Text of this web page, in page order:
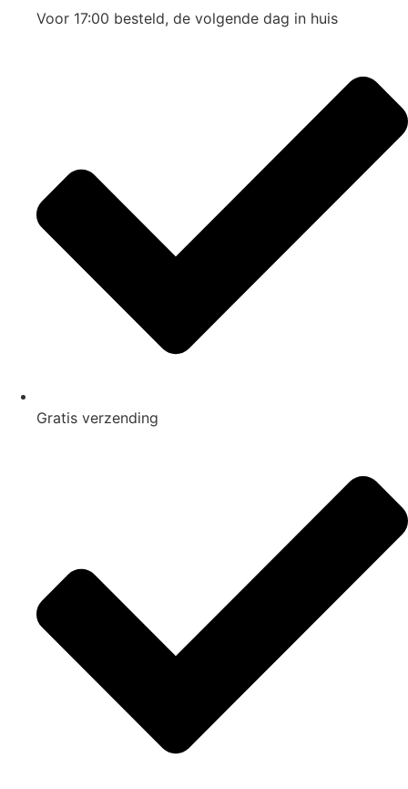
Voor 17:00 besteld, de volgende dag in huis
Gratis verzending